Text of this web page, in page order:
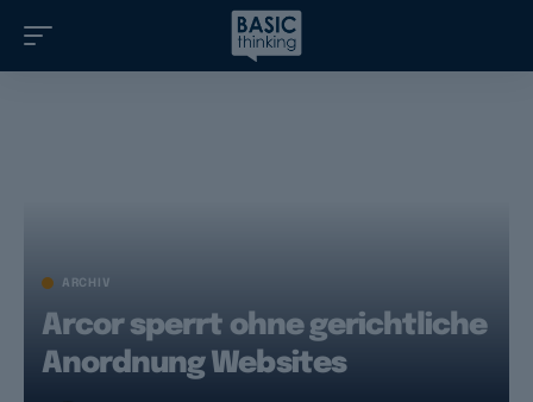
ARCHIV
Arcor sperrt ohne gerichtliche
Anordnung Websites